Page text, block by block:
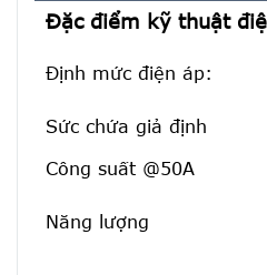
Đặc điểm kỹ thuật
Định mức điện áp:
Sức chứa giả định
Công suất @50A
Năng lượng